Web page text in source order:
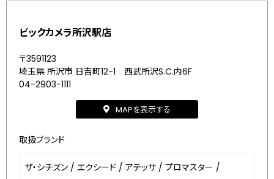
ビックカメラ所沢駅店
〒3591123
埼玉県 所沢市 日吉町12-1 西武所沢S.C.内6F
04-2903-1111
MAPを表示する
取扱ブランド
ザ・シチズン / エクシード / アテッサ / プロマスター /